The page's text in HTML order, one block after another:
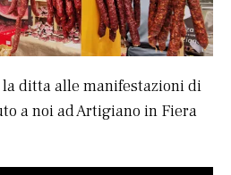
la ditta alle manifestazioni di
a noi ad Artigiano in Fiera